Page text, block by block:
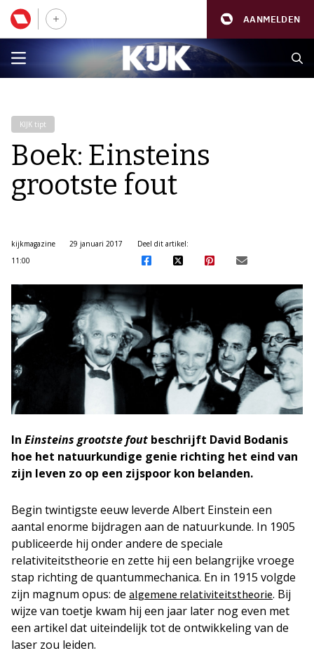
AANMELDEN
KIJK tipt
Boek: Einsteins
grootste fout
kijkmagazine
29 januari 2017
11:00
Deel dit artikel:
In Einsteins grootste fout beschrijft David Bodanis
hoe het natuurkundige genie richting het eind van
zijn leven zo op een zijspoor kon belanden.
Begin twintigste eeuw leverde Albert Einstein een
aantal enorme bijdragen aan de natuurkunde. In 1905
publiceerde hij onder andere de speciale
relativiteitstheorie en zette hij een belangrijke vroege
stap richting de quantummechanica. En in 1915 volgde
zijn magnum opus: de algemene relativiteitstheorie. Bij
wijze van toetje kwam hij een jaar later nog even met
een artikel dat uiteindelijk tot de ontwikkeling van de
laser zou leiden.